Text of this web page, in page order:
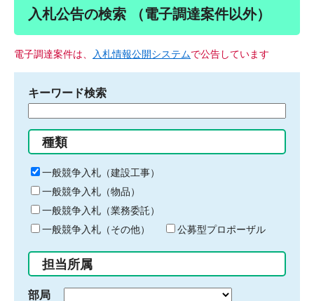
入札公告の検索 （電子調達案件以外）
電子調達案件は、 入札情報公開システムで公告しています
キーワード検索
る
キ
ー
ワ
ー
ド
入
力
種類
一般競争入札（建設工事）
一般競争入札（物品）
一般競争入札（業務委託）
一般競争入札（その他）
公募型プロポーザル
担当所属
部局